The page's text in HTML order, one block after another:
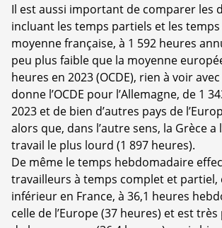
Il est aussi important de comparer les
incluant les temps partiels et les temps
moyenne française, à 1 592 heures
peu plus faible que la moyenne
heures en 2023 (OCDE), rien à voir
donne l’OCDE pour l’Allemagne, de 1
2023 et de bien d’autres pays de
alors que, dans l’autre sens, la Grèce a
travail le plus lourd (1 897 heures).
De même le temps hebdomadaire
travailleurs à temps complet et partiel,
inférieur en France, à 36,1 heures
celle de l’Europe (37 heures) et est